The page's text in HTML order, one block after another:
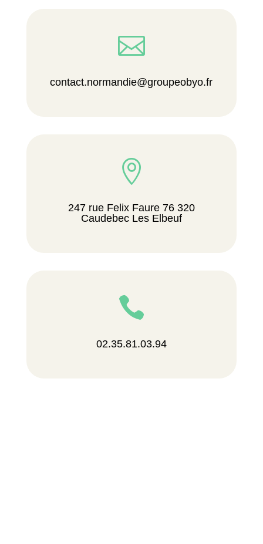

contact.normandie@groupeobyo.fr

247 rue Felix Faure 76 320
Caudebec Les Elbeuf

02.35.81.03.94